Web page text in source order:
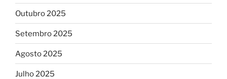
Outubro 2025
Setembro 2025
Agosto 2025
Julho 2025